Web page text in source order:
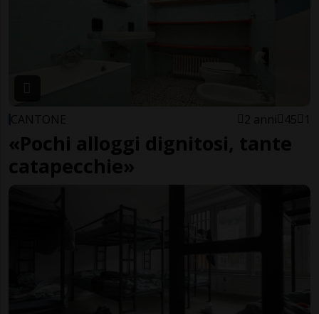
CANTONE 2 anni 45 1
«Pochi alloggi dignitosi, tante
catapecchie»